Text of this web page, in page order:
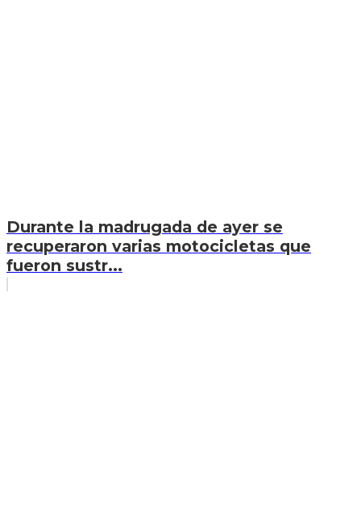
Durante la madrugada de ayer se
recuperaron varias motocicletas que
fueron sustr...